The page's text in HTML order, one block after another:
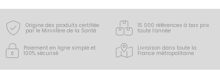
Origine des produits certifiée
par le Ministère de la Santé
15 000 références à bas prix
toute l’année
Paiement en ligne simple et
100% sécurisé
Livraison dans toute la
France métropolitaine